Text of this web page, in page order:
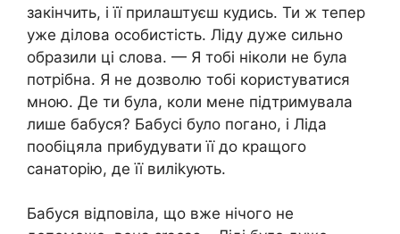
закінчить, і її прилаштуєш кудись. Ти ж тепер
уже ділова особистість. Ліду дуже сильно
образили ці слова. — Я тобі ніколи не була
потрібна. Я не дозволю тобі користуватися
мною. Де ти була, коли мене підтримувала
лише бабуся? Бабусі було погано, і Ліда
пообіцяла прибудувати її до кращого
санаторію, де її виліkують.
Бабуся відповіла, що вже нічого не